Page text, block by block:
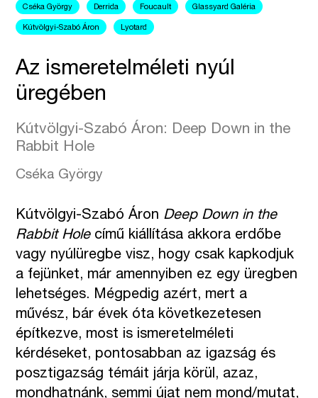
Cséka György Derrida Foucault Glassyard Galéria
Kútvölgyi-Szabó Áron Lyotard
Az ismeretelméleti nyúl
üregében
Kútvölgyi-Szabó Áron: Deep Down in the
Rabbit Hole
Cséka György
Kútvölgyi-Szabó Áron Deep Down in the
Rabbit Hole című kiállítása akkora erdőbe
vagy nyúlüregbe visz, hogy csak kapkodjuk
a fejünket, már amennyiben ez egy üregben
lehetséges. Mégpedig azért, mert a
művész, bár évek óta következetesen
építkezve, most is ismeretelméleti
kérdéseket, pontosabban az igazság és
posztigazság témáit járja körül, azaz,
mondhatnánk, semmi újat nem mond/mutat,